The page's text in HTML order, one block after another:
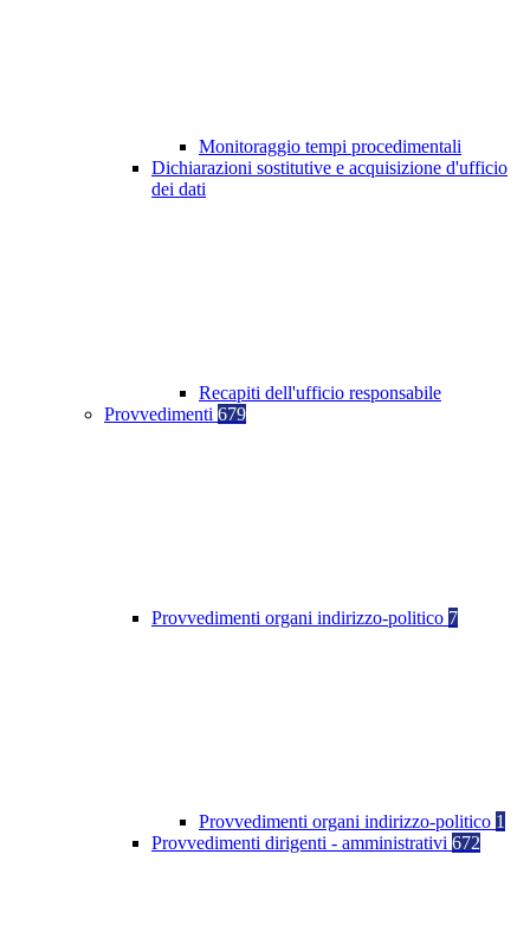
Monitoraggio tempi procedimentali
Dichiarazioni sostitutive e acquisizione d'ufficio
dei dati
Recapiti dell'ufficio responsabile
Provvedimenti 679
Provvedimenti organi indirizzo-politico 7
Provvedimenti organi indirizzo-politico 1
Provvedimenti dirigenti - amministrativi 672